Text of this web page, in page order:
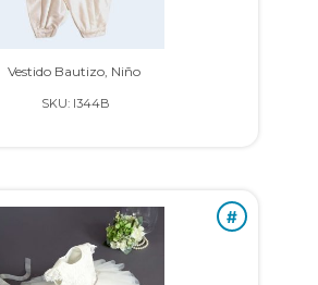
Vestido Bautizo, Niño
SKU: I344B
#